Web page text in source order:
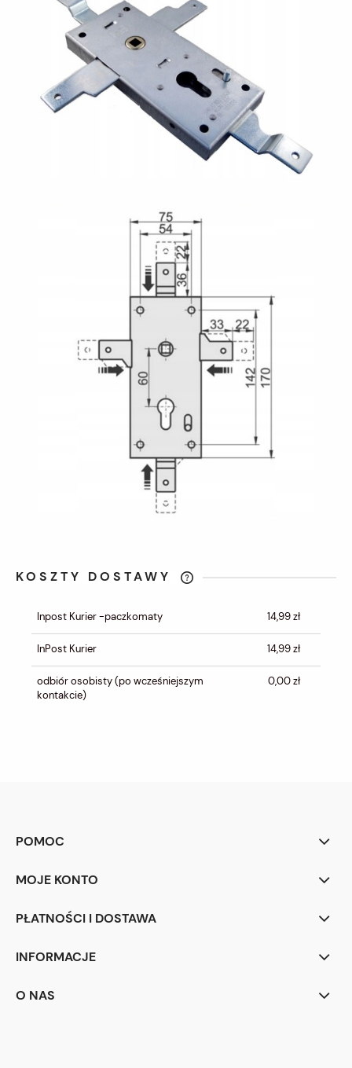
KOSZTY DOSTAWY
Inpost Kurier -paczkomaty 14,99 zł
InPost Kurier 14,99 zł
odbiór osobisty(po wcześniejszym
kontakcie)
0,00 zł
POMOC
MOJE KONTO
PŁATNOŚCI I DOSTAWA
INFORMACJE
O NAS